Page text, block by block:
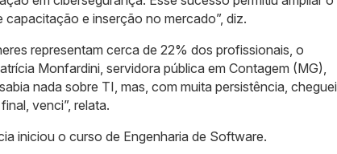
e inserção no mercado”, diz.
representam cerca de 22% dos profissionais, o
Monfardini, servidora pública em Contagem (MG),
nada sobre TI, mas, com muita persistência, cheguei
venci”, relata.
iniciou o curso de Engenharia de Software.